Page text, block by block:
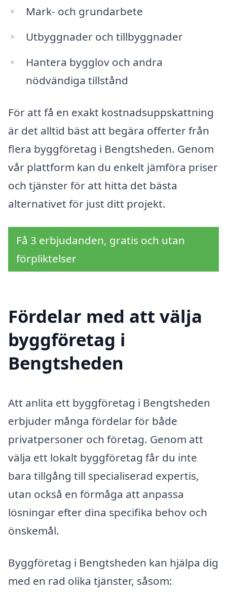
Mark- och grundarbete
Utbyggnader och tillbyggnader
Hantera bygglov och andra
nödvändiga tillstånd
För att få en exakt kostnadsuppskattning
är det alltid bäst att begära offerter från
flera byggföretag i Bengtsheden. Genom
vår plattform kan du enkelt jämföra priser
och tjänster för att hitta det bästa
alternativet för just ditt projekt.
Få 3 erbjudanden, gratis och utan
förpliktelser
Fördelar med att välja
byggföretag i
Bengtsheden
Att anlita ett byggföretag i Bengtsheden
erbjuder många fördelar för både
privatpersoner och företag. Genom att
välja ett lokalt byggföretag får du inte
bara tillgång till specialiserad expertis,
utan också en förmåga att anpassa
lösningar efter dina specifika behov och
önskemål.
Byggföretag i Bengtsheden kan hjälpa dig
med en rad olika tjänster, såsom: